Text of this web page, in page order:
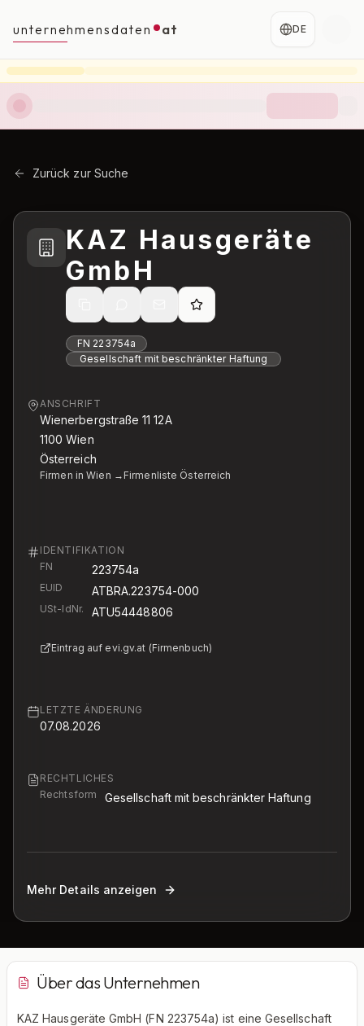
unternehmensdaten at DE
Zurück zur Suche
KAZ Hausgeräte
GmbH
FN 223754a
Gesellschaft mit beschränkter Haftung
ANSCHRIFT
Wienerbergstraße 11 12A
1100Wien
Österreich
Firmen in Wien → Firmenliste Österreich
IDENTIFIKATION
FN
223754a
EUID ATBRA.223754-000
USt-IdNr. ATU54448806
Eintrag auf evi.gv.at (Firmenbuch)
LETZTE ÄNDERUNG
07.08.2026
RECHTLICHES
Rechtsform
Gesellschaft mit beschränkter Haftung
Mehr Details anzeigen
Über das Unternehmen
KAZ Hausgeräte GmbH (FN 223754a) ist eine Gesellschaft